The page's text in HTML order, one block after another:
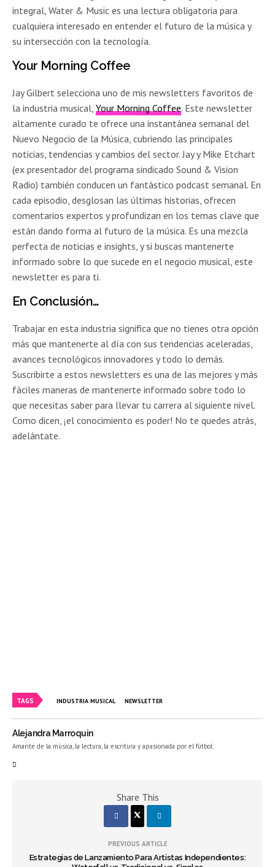
integral, Water & Music es una lectura obligatoria para
cualquiera interesado en entender el futuro de la música y
su intersección con la tecnología.
Your Morning Coffee
Jay Gilbert selecciona uno de mis newsletters favoritos de
la industria musical,Your Morning Coffee. Este newsletter
altamente curado te ofrece una instantánea semanal del
Nuevo Negocio de la Música, cubriendo las principales
noticias, tendencias y cambios del sector. Jay y Mike Etchart
(ex presentador del programa sindicado Sound & Vision
Radio) también conducen un fantástico podcast semanal. En
cada episodio, desglosan las últimas historias, ofrecen
comentarios expertos y profundizan en los temas clave que
están dando forma al futuro de la música. Es una mezcla
perfecta de noticias e insights, y si buscas mantenerte
informado sobre lo que sucede en el negocio musical, este
newsletter es para ti.
En Conclusión…
Trabajar en esta industria significa que no tienes otra opción
más que mantenerte al día con sus tendencias aceleradas,
avances tecnológicos innovadores y todo lo demás.
Suscribirte a estos newsletters es una de las mejores y más
fáciles maneras de mantenerte informado sobre todo lo
que necesitas saber para llevar tu carrera al siguiente nivel.
Como dicen, ¡el conocimiento es poder! No te quedes atrás,
adelántate.
TAGS INDUSTRIA MUSICAL NEWSLETTER
Alejandra Marroquin
Amante de la música, la lectura, la escritura y apasionada por el fútbol.
Share This
PREVIOUS ARTICLE
Estrategias de Lanzamiento Para Artistas Independientes: